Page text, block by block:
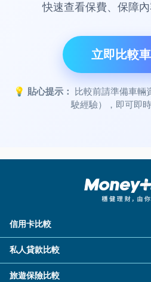
快速查看保費、保障內
立即比較
💡 貼心提示：
比較前請準備車輛
駛經驗），即可即時
信用卡比較
所有信用卡
熱門信用卡
私人貸款比較
個人化貸款產品推介 🔥全新
旅遊保險比較